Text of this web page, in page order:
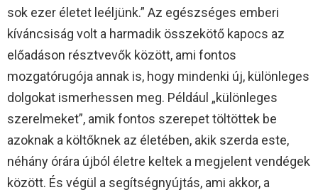
sok ezer életet leéljünk.” Az egészséges emberi
kíváncsiság volt a harmadik összekötő kapocs az
előadáson résztvevők között, ami fontos
mozgatórugója annak is, hogy mindenki új, különleges
dolgokat ismerhessen meg. Például „különleges
szerelmeket”, amik fontos szerepet töltöttek be
azoknak a költőknek az életében, akik szerda este,
néhány órára újból életre keltek a megjelent vendégek
között. És végül a segítségnyújtás, ami akkor, a